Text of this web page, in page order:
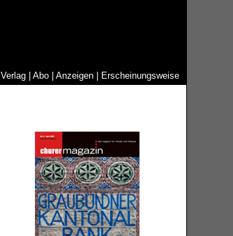
Verlag| Abo| Anzeigen| Erscheinungsweise